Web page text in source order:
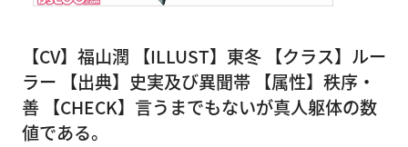
【CV】福山潤 【ILLUST】東冬 【クラス】ルー
ラー 【出典】史実及び異聞帯 【属性】秩序・
善 【CHECK】言うまでもないが真人躯体の数
値である。